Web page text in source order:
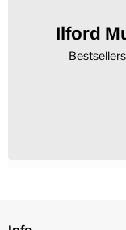
Ilford